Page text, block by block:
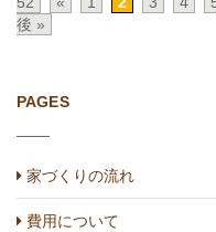
後 »
PAGES
家づくりの流れ
費用について